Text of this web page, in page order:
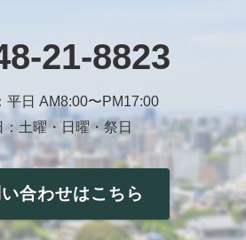
21-8823
平日 AM8:00〜PM17:00
：土曜・日曜・祭日
合わせはこちら